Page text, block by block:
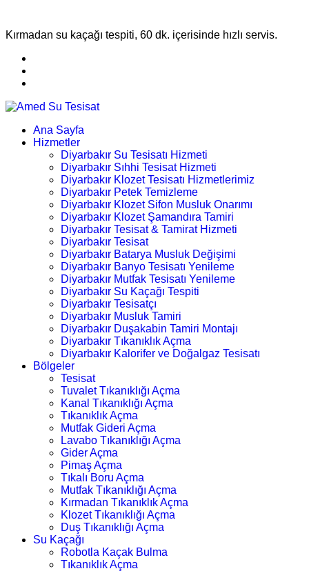
Kırmadan su kaçağı tespiti, 60 dk. içerisinde hızlı servis.
Ana Sayfa
Hizmetler
Diyarbakır Su Tesisatı Hizmeti
Diyarbakır Sıhhi Tesisat Hizmeti
Diyarbakır Klozet Tesisatı Hizmetlerimiz
Diyarbakır Petek Temizleme
Diyarbakır Klozet Sifon Musluk Onarımı
Diyarbakır Klozet Şamandıra Tamiri
Diyarbakır Tesisat & Tamirat Hizmeti
Diyarbakır Tesisat
Diyarbakır Batarya Musluk Değişimi
Diyarbakır Banyo Tesisatı Yenileme
Diyarbakır Mutfak Tesisatı Yenileme
Diyarbakır Su Kaçağı Tespiti
Diyarbakır Tesisatçı
Diyarbakır Musluk Tamiri
Diyarbakır Duşakabin Tamiri Montajı
Diyarbakır Tıkanıklık Açma
Diyarbakır Kalorifer ve Doğalgaz Tesisatı
Bölgeler
Tesisat
Tuvalet Tıkanıklığı Açma
Kanal Tıkanıklığı Açma
Tıkanıklık Açma
Mutfak Gideri Açma
Lavabo Tıkanıklığı Açma
Gider Açma
Pimaş Açma
Tıkalı Boru Açma
Mutfak Tıkanıklığı Açma
Kırmadan Tıkanıklık Açma
Klozet Tıkanıklığı Açma
Duş Tıkanıklığı Açma
Su Kaçağı
Robotla Kaçak Bulma
Tıkanıklık Açma